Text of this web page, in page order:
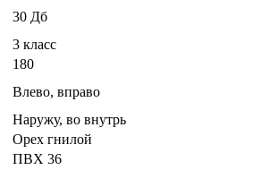
30 Дб
3 класс
180
Влево, вправо
Наружу, во внутрь
Орех гнилой
ПВХ 36